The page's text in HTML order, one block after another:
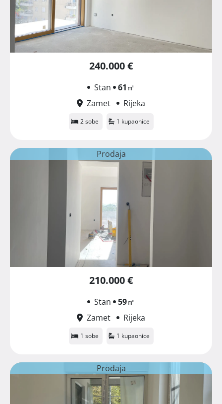
240.000 €
Stan 61㎡
Zamet
Rijeka
2 sobe 1 kupaonice
Prodaja
210.000 €
Stan 59㎡
Zamet
Rijeka
1 sobe 1 kupaonice
Prodaja